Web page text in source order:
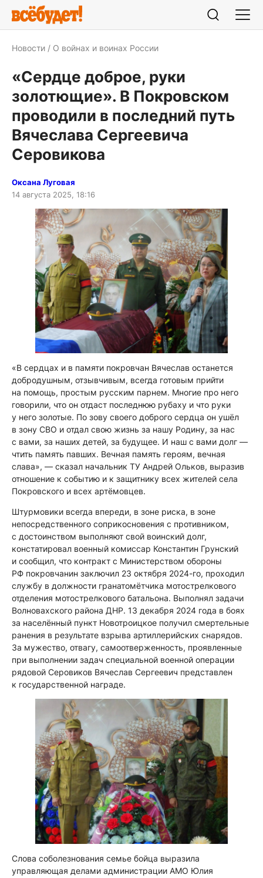
Новости О войнах и воинах России
«Сердце доброе, руки
золотющие». В Покровском
проводили в последний путь
Вячеслава Сергеевича
Серовикова
Оксана Луговая
14 августа 2025, 18:16
«В сердцах и в памяти покровчан Вячеслав останется
добродушным, отзывчивым, всегда готовым прийти
на помощь, простым русским парнем. Многие про него
говорили, что он отдаст последнюю рубаху и что руки
у него золотые. По зову своего доброго сердца он ушёл
в зону СВО и отдал свою жизнь за нашу Родину, за нас
с вами, за наших детей, за будущее. И наш с вами долг —
чтить память павших. Вечная память героям, вечная
слава», — сказал начальник ТУ Андрей Ольков, выразив
отношение к событию и к защитнику всех жителей села
Покровского и всех артёмовцев.
Штурмовики всегда впереди, в зоне риска, в зоне
непосредственного соприкосновения с противником,
с достоинством выполняют свой воинский долг,
констатировал военный комиссар Константин Грунский
и сообщил, что контракт с Министерством обороны
РФ покровчанин заключил 23 октября 2024-го, проходил
службу в должности гранатомётчика мотострелкового
отделения мотострелкового батальона. Выполнял задачи
Волновахского района ДНР. 13 декабря 2024 года в боях
за населённый пункт Новотроицкое получил смертельные
ранения в результате взрыва артиллерийских снарядов.
За мужество, отвагу, самоотверженность, проявленные
при выполнении задач специальной военной операции
рядовой Серовиков Вячеслав Сергеевич представлен
к государственной награде.
Слова соболезнования семье бойца выразила
управляющая делами администрации АМО Юлия